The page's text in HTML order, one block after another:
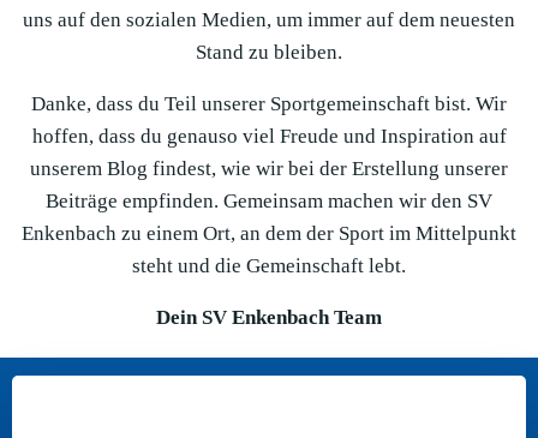
uns auf den sozialen Medien, um immer auf dem neuesten
Stand zu bleiben.
Danke, dass du Teil unserer Sportgemeinschaft bist. Wir
hoffen, dass du genauso viel Freude und Inspiration auf
unserem Blog findest, wie wir bei der Erstellung unserer
Beiträge empfinden. Gemeinsam machen wir den SV
Enkenbach zu einem Ort, an dem der Sport im Mittelpunkt
steht und die Gemeinschaft lebt.
Dein SV Enkenbach Team